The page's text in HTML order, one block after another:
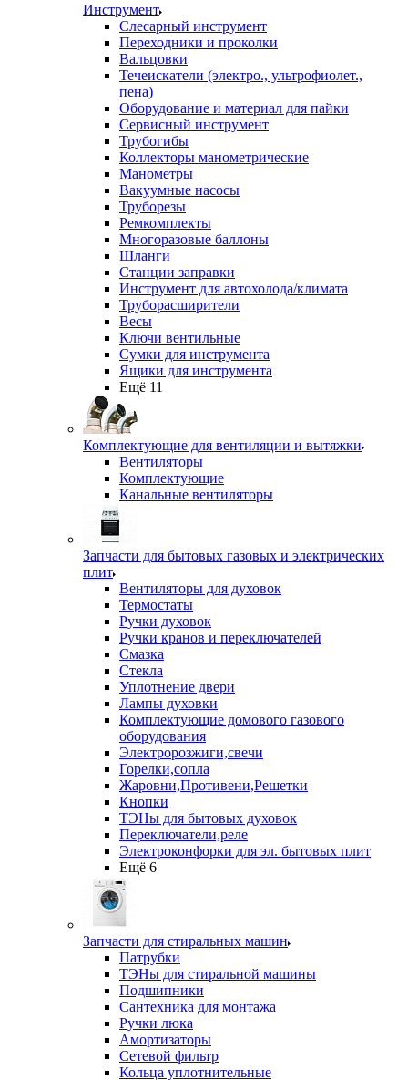
Инструмент
Слесарный инструмент
Переходники и проколки
Вальцовки
Течеискатели (электро., ультрофиолет.,
пена)
Оборудование и материал для пайки
Сервисный инструмент
Трубогибы
Коллекторы манометрические
Манометры
Вакуумные насосы
Труборезы
Ремкомплекты
Многоразовые баллоны
Шланги
Станции заправки
Инструмент для автохолода/климата
Труборасширители
Весы
Ключи вентильные
Сумки для инструмента
Ящики для инструмента
Ещё 11
Комплектующие для вентиляции и вытяжки
Вентиляторы
Комплектующие
Канальные вентиляторы
Запчасти для бытовых газовых и электрических
плит
Вентиляторы для духовок
Термостаты
Ручки духовок
Ручки кранов и переключателей
Смазка
Стекла
Уплотнение двери
Лампы духовки
Комплектующие домового газового
оборудования
Электророзжиги,свечи
Горелки,сопла
Жаровни,Противени,Решетки
Кнопки
ТЭНы для бытовых духовок
Переключатели,реле
Электроконфорки для эл. бытовых плит
Ещё 6
Запчасти для стиральных машин
Патрубки
ТЭНы для стиральной машины
Подшипники
Сантехника для монтажа
Ручки люка
Амортизаторы
Сетевой фильтр
Кольца уплотнительные